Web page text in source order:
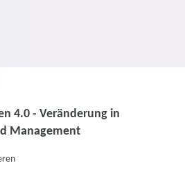
4.0 - Veränderung in
Management